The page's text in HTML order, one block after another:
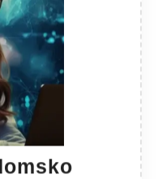
Agencja